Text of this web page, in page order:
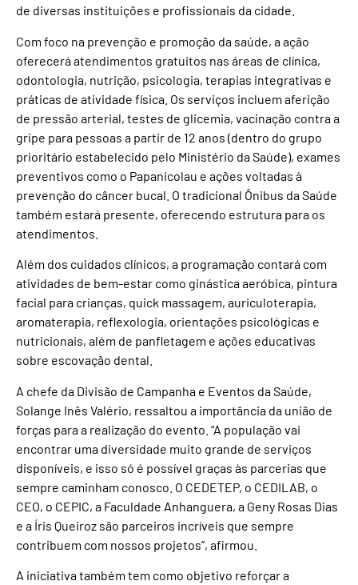
de diversas instituições e profissionais da cidade.
Com foco na prevenção e promoção da saúde, a ação
oferecerá atendimentos gratuitos nas áreas de clínica,
odontologia, nutrição, psicologia, terapias integrativas e
práticas de atividade física. Os serviços incluem aferição
de pressão arterial, testes de glicemia, vacinação contra a
gripe para pessoas a partir de 12 anos (dentro do grupo
prioritário estabelecido pelo Ministério da Saúde), exames
preventivos como o Papanicolau e ações voltadas à
prevenção do câncer bucal. O tradicional Ônibus da Saúde
também estará presente, oferecendo estrutura para os
atendimentos.
Além dos cuidados clínicos, a programação contará com
atividades de bem-estar como ginástica aeróbica, pintura
facial para crianças, quick massagem, auriculoterapia,
aromaterapia, reflexologia, orientações psicológicas e
nutricionais, além de panfletagem e ações educativas
sobre escovação dental.
A chefe da Divisão de Campanha e Eventos da Saúde,
Solange Inês Valério, ressaltou a importância da união de
forças para a realização do evento. “A população vai
encontrar uma diversidade muito grande de serviços
disponíveis, e isso só é possível graças às parcerias que
sempre caminham conosco. O CEDETEP, o CEDILAB, o
CEO, o CEPIC, a Faculdade Anhanguera, a Geny Rosas Dias
e a Íris Queiroz são parceiros incríveis que sempre
contribuem com nossos projetos”, afirmou.
A iniciativa também tem como objetivo reforçar a